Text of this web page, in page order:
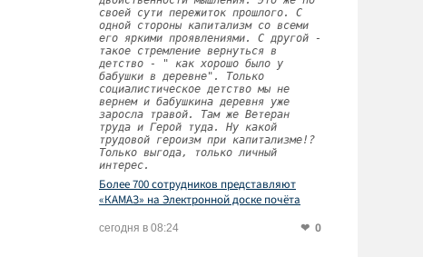
своей сути пережиток прошлого. С
одной стороны капитализм со всеми
его яркими проявлениями. С другой -
такое стремление вернуться в
детство - " как хорошо было у
бабушки в деревне". Только
социалистическое детство мы не
вернем и бабушкина деревня уже
заросла травой. Там же Ветеран
труда и Герой туда. Ну какой
трудовой героизм при капитализме!?
Только выгода, только личный
интерес.
Более 700 сотрудников представляют
«КАМАЗ» на Электронной доске почёта
сегодня в 08:24 0